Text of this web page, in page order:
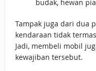
budak, hewan
Tampak juga dari dua
kendaraan tidak
Jadi, membeli mobil
kewajiban tersebut.